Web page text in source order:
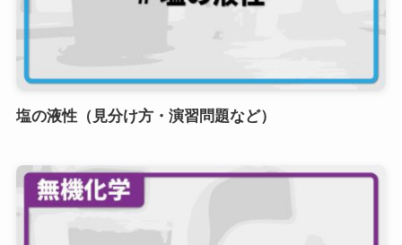
塩の液性（見分け方・演習問題など）